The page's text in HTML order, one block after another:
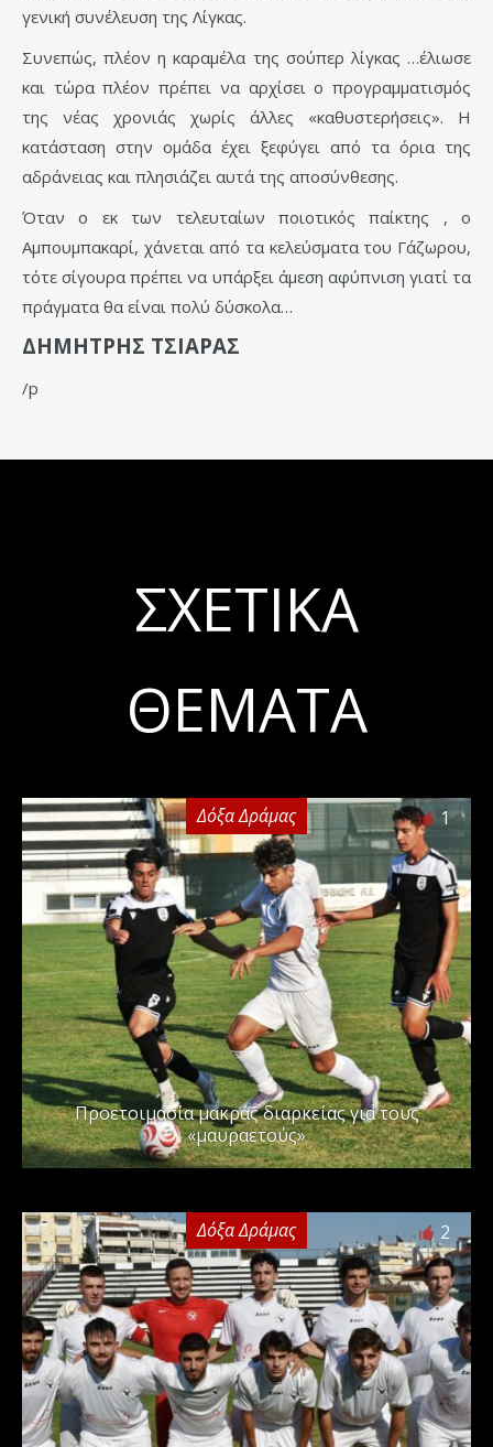
γενική συνέλευση της Λίγκας.
Συνεπώς, πλέον η καραμέλα της σούπερ λίγκας …έλιωσε
και τώρα πλέον πρέπει να αρχίσει ο προγραμματισμός
της νέας χρονιάς χωρίς άλλες «καθυστερήσεις». Η
κατάσταση στην ομάδα έχει ξεφύγει από τα όρια της
αδράνειας και πλησιάζει αυτά της αποσύνθεσης.
Όταν ο εκ των τελευταίων ποιοτικός παίκτης , ο
Αμπουμπακαρί, χάνεται από τα κελεύσματα του Γάζωρου,
τότε σίγουρα πρέπει να υπάρξει άμεση αφύπνιση γιατί τα
πράγματα θα είναι πολύ δύσκολα…
ΔΗΜΗΤΡΗΣ ΤΣΙΑΡΑΣ
/p
ΣΧΕΤΙΚΆ
ΘΈΜΑΤΑ
Δόξα Δράμας 1
Προετοιμασία μακράς διαρκείας για τους
«μαυραετούς»
Δόξα Δράμας 2